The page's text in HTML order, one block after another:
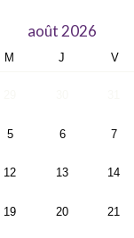
août 2026
M J V
5 6 7
12 13 14
19 20 21